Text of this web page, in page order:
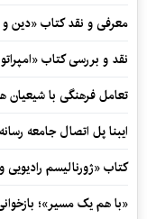
معرفی و نقد کتاب «دین
نقد و بررسی کتاب
تعامل فرهنگی با
ایبنا پل اتصال جامعه
کتاب «ژورنالیسم رادیویی و
«با هم یک مسیر»؛ بازخوانی جنگ ۱۲ روزه در قاب